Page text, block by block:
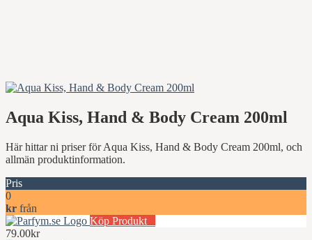
Aqua Kiss, Hand & Body Cream 200ml
Här hittar ni priser för Aqua Kiss, Hand & Body Cream 200ml, och
allmän produktinformation.
Pris
0
kr från
Köp Produkt
79.00kr